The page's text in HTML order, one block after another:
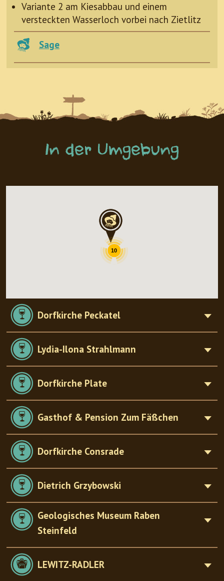
Variante 2 am Kiesabbau und einem
versteckten Wasserloch vorbei nach Zietlitz
Sage
In der Umgebung
10
Dorfkirche Peckatel
Lydia-Ilona Strahlmann
Dorfkirche Plate
Gasthof & Pension Zum Fäßchen
Dorfkirche Consrade
Dietrich Grzybowski
Geologisches Museum Raben
Steinfeld
LEWITZ-RADLER